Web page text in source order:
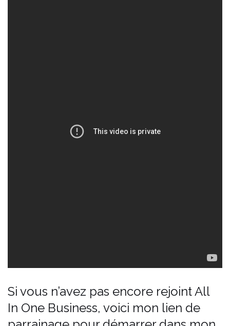
Si vous n’avez pas encore rejoint All
In One Business, voici mon lien de